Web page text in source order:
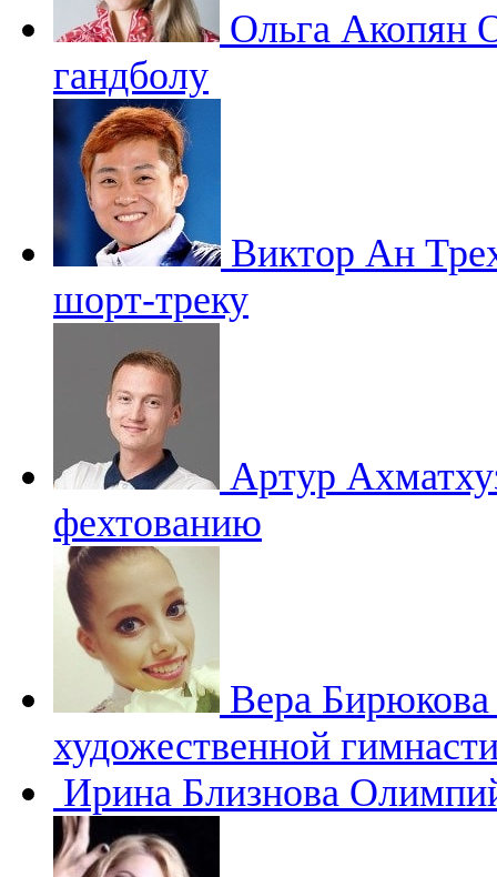
Ольга Акопян
гандболу
Виктор Ан
шорт-треку
Артур
фехтованию
Вера
художественной
Ирина Близнова